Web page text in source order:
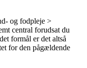
og fodpleje >
central forudsat du
formål er det altså
for den pågældende